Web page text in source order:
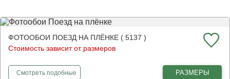
ФОТООБОИ ПОЕЗД НА ПЛЁНКЕ ( 5137 )
Стоимость зависит от размеров
Смотретьфотообои
подобные РАЗМЕРЫ